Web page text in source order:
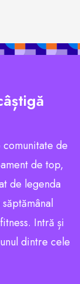
de
de top,
de legenda
Intră și
dintre cele